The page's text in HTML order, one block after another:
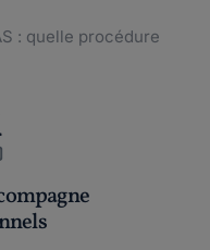
: quelle procédure